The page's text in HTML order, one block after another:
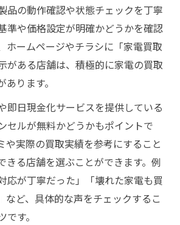
品の動作確認や状態チェックを丁寧
準や価格設定が明確かどうかを確認
ホームページやチラシに「家電買取
がある店舗は、積極的に家電の買取
ります。
即日現金化サービスを提供している
セルが無料かどうかもポイントで
や実際の買取実績を参考にすること
きる店舗を選ぶことができます。例
応が丁寧だった」「壊れた家電も買
など、具体的な声をチェックするこ
す。